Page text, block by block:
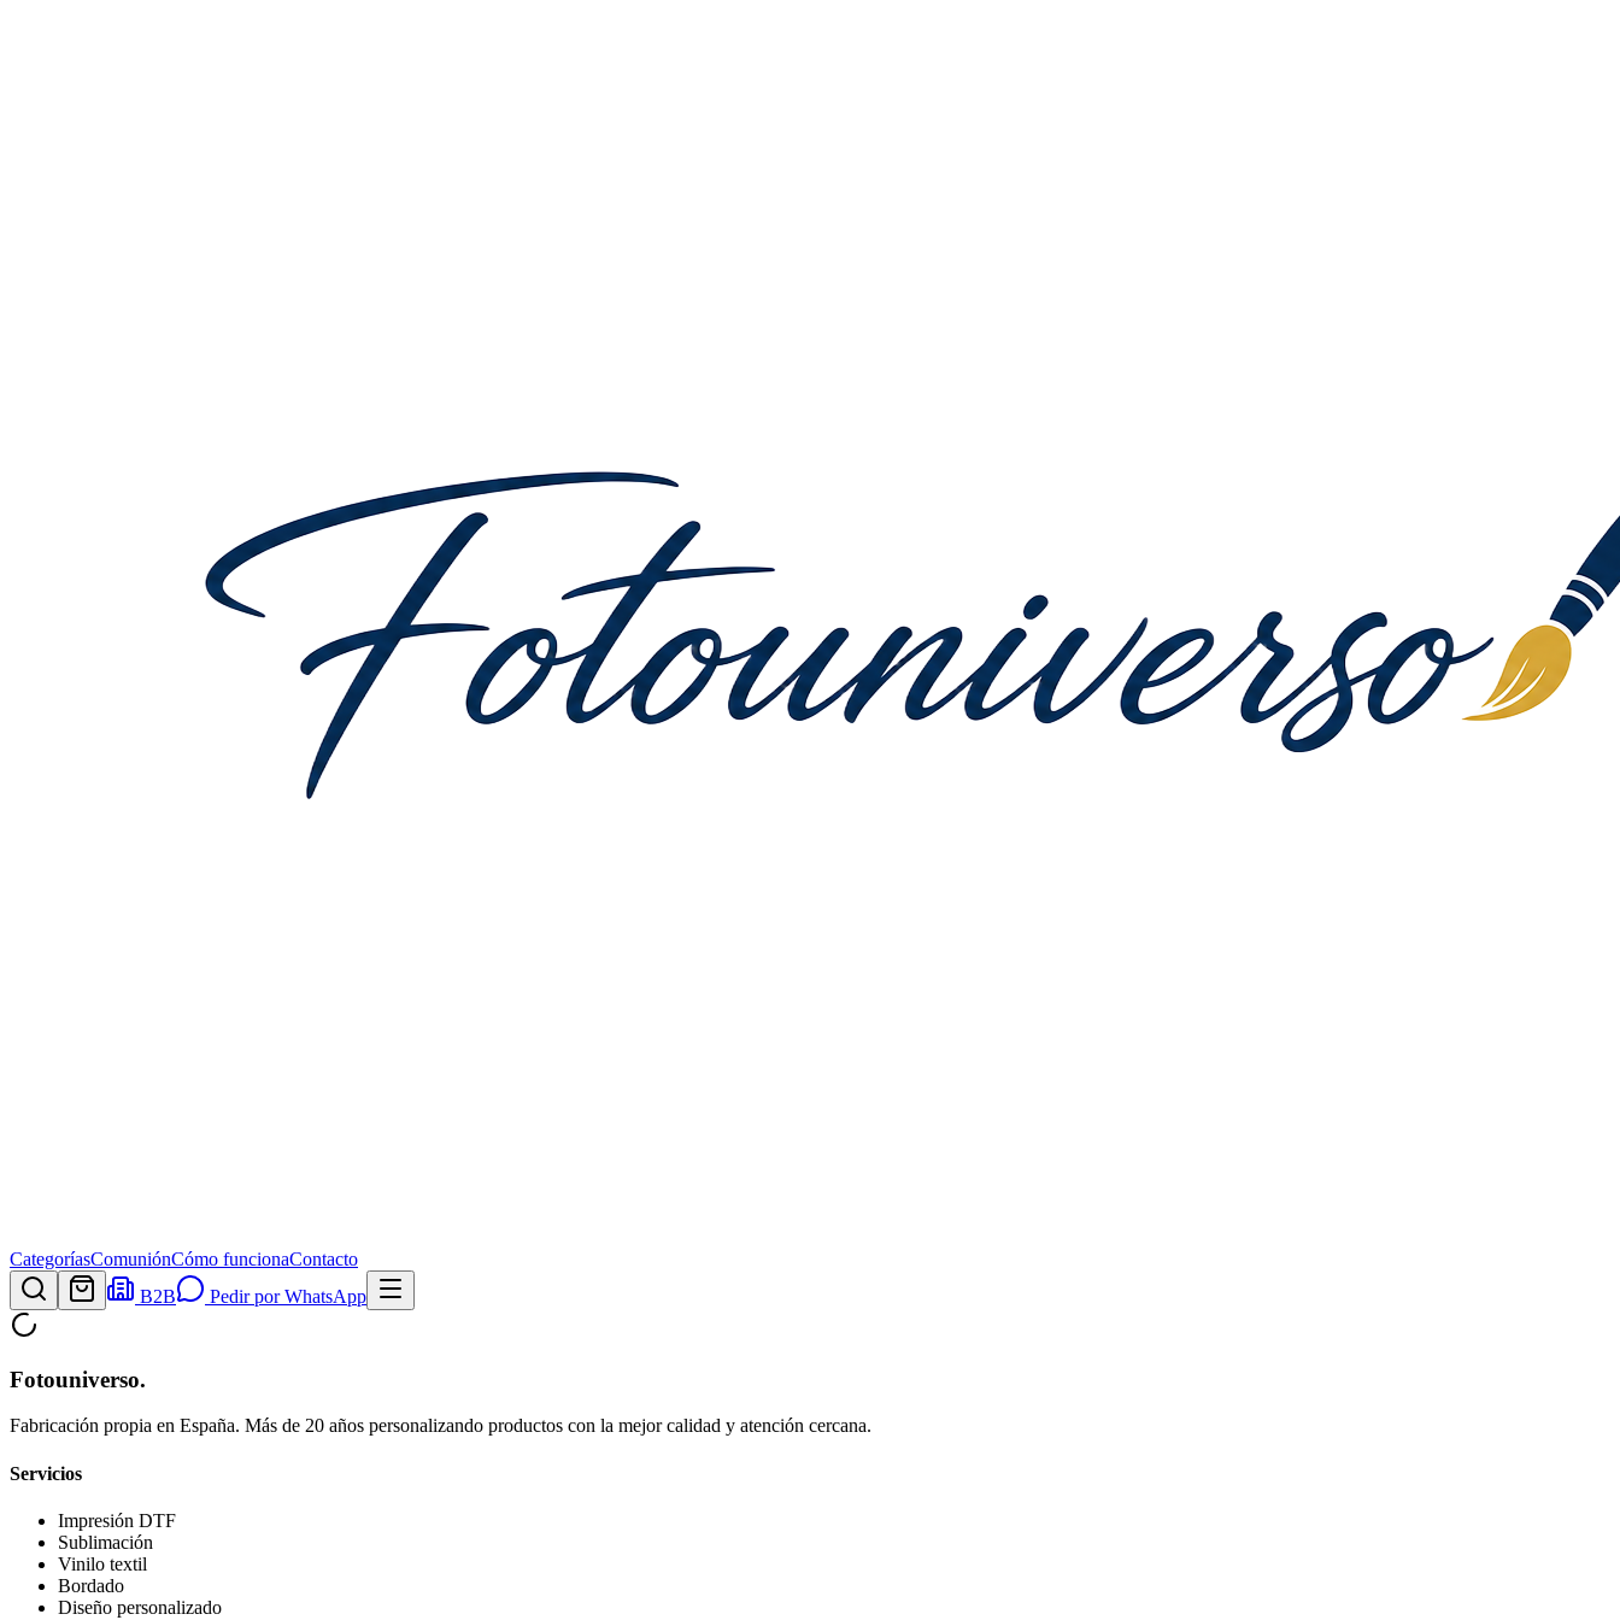
CategoríasComuniónCómo funcionaContacto
B2B
Pedir por WhatsApp
Fotouniverso.
Fabricación propia en España. Más de 20 años personalizando productos con la mejor calidad y atención cercana.
Servicios
Impresión DTF
Sublimación
Vinilo textil
Bordado
Diseño personalizado